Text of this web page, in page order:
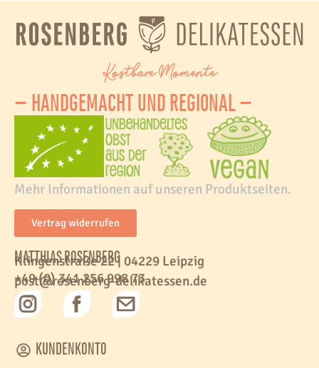
Kostbare Momente
– HANDGEMACHT UND REGIONAL –
Mehr Informationen auf unseren Produktseiten.
Vertrag widerrufen
MATTHIAS ROSENBERG
Klingenstraße 22 | 04229 Leipzig
+49 (0) 341 256 998 73
post@rosenberg-delikatessen.de
KUNDENKONTO